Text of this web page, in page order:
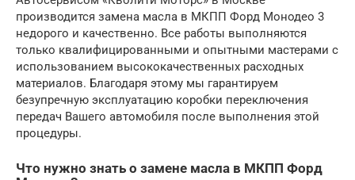
производится замена масла в МКПП Форд Монодео 3
недорого и качественно. Все работы выполняются
только квалифицированными и опытными мастерами с
использованием высококачественных расходных
материалов. Благодаря этому мы гарантируем
безупречную эксплуатацию коробки переключения
передач Вашего автомобиля после выполнения этой
процедуры.
Что нужно знать о замене масла в МКПП Форд